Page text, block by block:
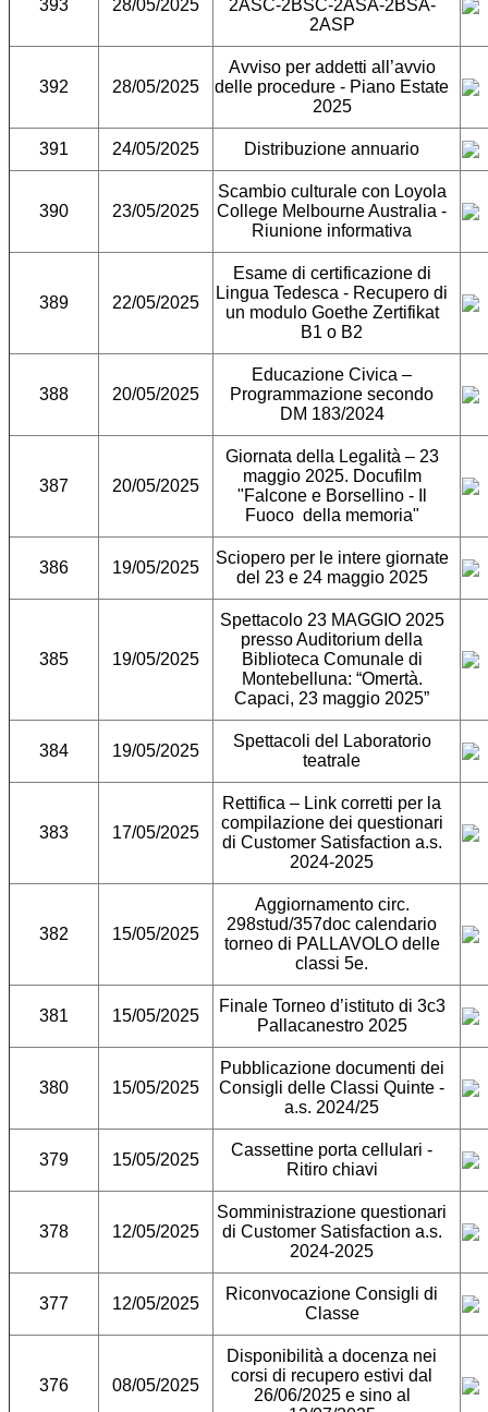
393 28/05/2025
2ASC-2BSC-2ASA-2BSA-
2ASP
392 28/05/2025
Avviso per addetti all’avvio
delle procedure - Piano Estate
2025
391 24/05/2025 Distribuzione annuario
390 23/05/2025
Scambio culturale con Loyola
College Melbourne Australia -
Riunione informativa
389 22/05/2025
Esame di certificazione di
Lingua Tedesca - Recupero di
un modulo Goethe Zertifikat
B1 o B2
388 20/05/2025
Educazione Civica –
Programmazione secondo
DM 183/2024
387 20/05/2025
Giornata della Legalità – 23
maggio 2025. Docufilm
"Falcone e Borsellino - Il
Fuoco della memoria"
386 19/05/2025
Sciopero per le intere giornate
del 23 e 24 maggio 2025
385 19/05/2025
Spettacolo 23 MAGGIO 2025
presso Auditorium della
Biblioteca Comunale di
Montebelluna: “Omertà.
Capaci, 23 maggio 2025”
384 19/05/2025
Spettacoli del Laboratorio
teatrale
383 17/05/2025
Rettifica – Link corretti per la
compilazione dei questionari
di Customer Satisfaction a.s.
2024-2025
382 15/05/2025
Aggiornamento circ.
298stud/357doc calendario
torneo di PALLAVOLO delle
classi 5e.
381 15/05/2025
Finale Torneo d’istituto di 3c3
Pallacanestro 2025
380 15/05/2025
Pubblicazione documenti dei
Consigli delle Classi Quinte -
a.s. 2024/25
379 15/05/2025
Cassettine porta cellulari -
Ritiro chiavi
378 12/05/2025
Somministrazione questionari
di Customer Satisfaction a.s.
2024-2025
377 12/05/2025
Riconvocazione Consigli di
Classe
376 08/05/2025
Disponibilità a docenza nei
corsi di recupero estivi dal
26/06/2025 e sino al